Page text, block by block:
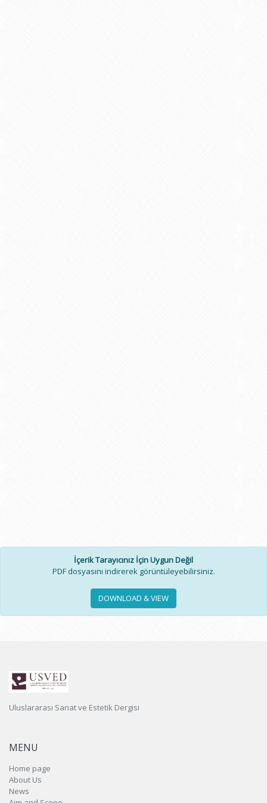
İçerik Tarayıcınız İçin Uygun Değil
PDF dosyasını indirerek görüntüleyebilirsiniz.
DOWNLOAD & VIEW
Uluslararası Sanat ve Estetik Dergisi
MENU
Home page
About Us
News